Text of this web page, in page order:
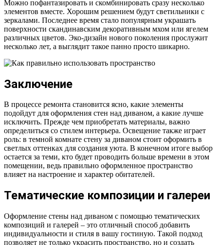
Можно пофантазировать и скомбинировать сразу несколько
элементов вместе. Хорошим решением будут светильники с
зеркалами. Последнее время стало популярным украшать
поверхности скандинавским декоративным мхом или ягелем
различных цветов. Эко-дизайн нового поколения прослужит
несколько лет, а выглядит такое панно просто шикарно.
Заключение
В процессе ремонта становится ясно, какие элементы
подойдут для оформления стен над диваном, а какие лучше
исключить. Прежде чем приобретать материалы, важно
определиться со стилем интерьера. Освещение также играет
роль: в темной комнате стену за диваном стоит оформить в
светлых оттенках для создания уюта. В конечном итоге выбор
остается за теми, кто будет проводить больше времени в этом
помещении, ведь правильно оформленное пространство
влияет на настроение и характер обитателей.
Тематические композиции и галереи
Оформление стены над диваном с помощью тематических
композиций и галерей – это отличный способ добавить
индивидуальности и стиля в вашу гостиную. Такой подход
позволяет не только украсить пространство, но и создать